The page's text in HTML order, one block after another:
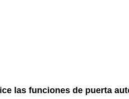
las funciones de puerta